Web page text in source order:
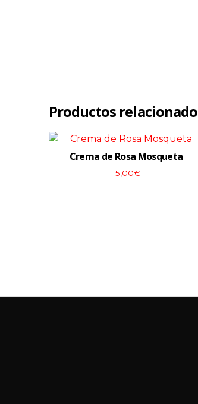
Productos
Crema de Rosa Mosqueta
15,00€